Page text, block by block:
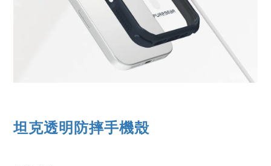
坦克透明防摔手機殼